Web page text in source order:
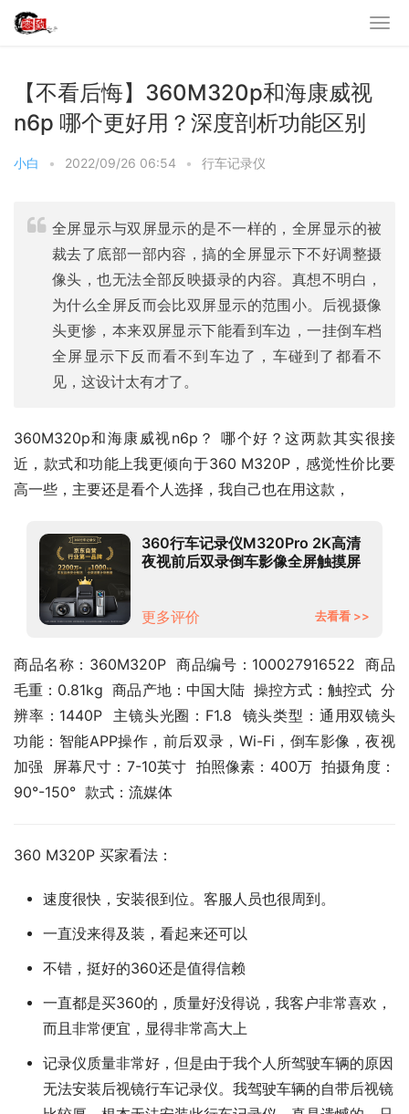
【不看后悔】360M320p和海康威视
n6p 哪个更好用？深度剖析功能区别
小白 • 2022/09/26 06:54 • 行车记录仪
全屏显示与双屏显示的是不一样的，全屏显示的被
裁去了底部一部内容，搞的全屏显示下不好调整摄
像头，也无法全部反映摄录的内容。真想不明白，
为什么全屏反而会比双屏显示的范围小。后视摄像
头更惨，本来双屏显示下能看到车边，一挂倒车档
全屏显示下反而看不到车边了，车碰到了都看不
见，这设计太有才了。
360M320p和海康威视n6p？ 哪个好？这两款其实很接
近，款式和功能上我更倾向于360 M320P，感觉性价比要
高一些，主要还是看个人选择，我自己也在用这款，
360行车记录仪M320Pro 2K高清
夜视前后双录倒车影像全屏触摸屏
更多评价 去看看 >>
商品名称：360M320P  商品编号：100027916522  商品
毛重：0.81kg  商品产地：中国大陆  操控方式：触控式  分
辨率：1440P  主镜头光圈：F1.8  镜头类型：通用双镜头
功能：智能APP操作，前后双录，Wi-Fi，倒车影像，夜视
加强  屏幕尺寸：7-10英寸  拍照像素：400万  拍摄角度：
90°-150°  款式：流媒体
360 M320P 买家看法：
速度很快，安装很到位。客服人员也很周到。
一直没来得及装，看起来还可以
不错，挺好的360还是值得信赖
一直都是买360的，质量好没得说，我客户非常喜欢，
而且非常便宜，显得非常高大上
记录仪质量非常好，但是由于我个人所驾驶车辆的原因
无法安装后视镜行车记录仪。我驾驶车辆的自带后视镜